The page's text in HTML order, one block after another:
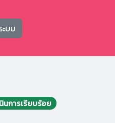
บบ
นการเรียบร้อย